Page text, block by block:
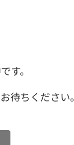
す。
待ちください。